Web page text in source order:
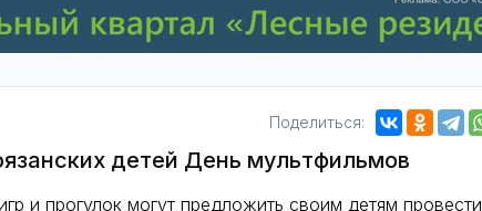
Поделиться:
детей День мультфильмов
и прогулок могут предложить своим детям провести